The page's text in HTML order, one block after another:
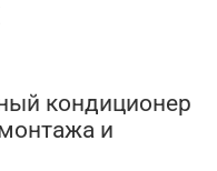
кондиционер
и